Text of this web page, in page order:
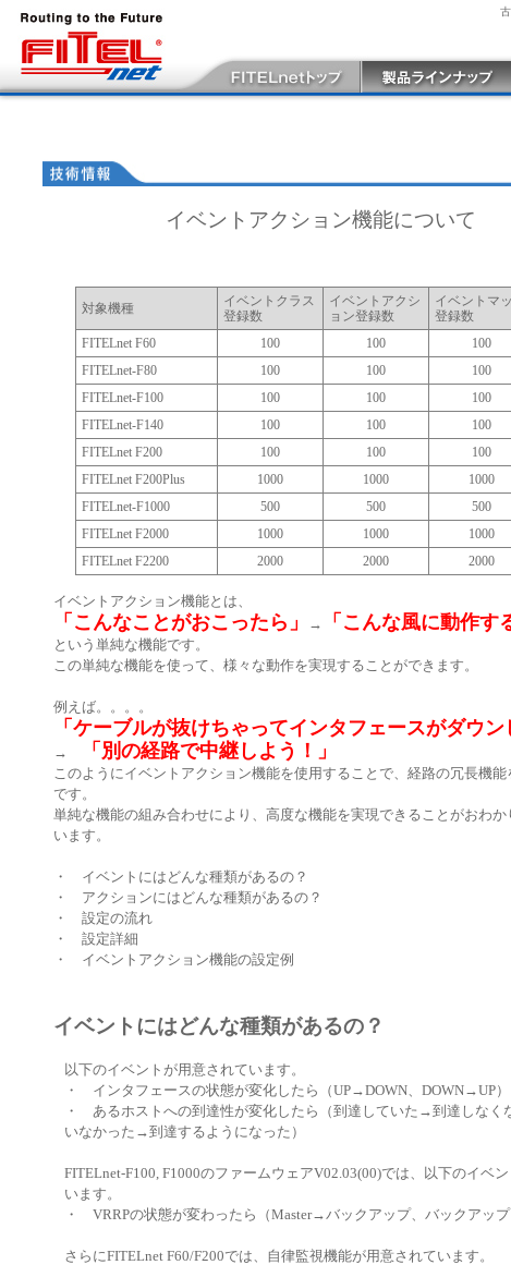
イベントアクション機能について
対象機種
イベントクラス
登録数
イベントアクシ
ョン登録数
イベントマ
登録数
FITELnet F60 100 100 100
FITELnet-F80 100 100 100
FITELnet-F100 100 100 100
FITELnet-F140 100 100 100
FITELnet F200 100 100 100
FITELnet F200Plus 1000 1000 1000
FITELnet-F1000 500 500 500
FITELnet F2000 1000 1000 1000
FITELnet F2200 2000 2000 2000
イベントアクション機能とは、
「こんなことがおこったら」 → 「こんな風に動作す
という単純な機能です。
この単純な機能を使って、様々な動作を実現することができます。
例えば。。。。
「ケーブルが抜けちゃってインタフェースがダウン
→ 「別の経路で中継しよう！」
このようにイベントアクション機能を使用することで、経路の冗長機能
です。
単純な機能の組み合わせにより、高度な機能を実現できることがおわか
います。
・ イベントにはどんな種類があるの？
・ アクションにはどんな種類があるの？
・ 設定の流れ
・ 設定詳細
・ イベントアクション機能の設定例
イベントにはどんな種類があるの？
以下のイベントが用意されています。
・ インタフェースの状態が変化したら（UP→DOWN、DOWN→UP）
・ あるホストへの到達性が変化したら（到達していた→到達しなく
いなかった→到達するようになった）
FITELnet-F100, F1000のファームウェアV02.03(00)では、以下のイベ
います。
・ VRRPの状態が変わったら（Master→バックアップ、バックアップ
さらにFITELnet F60/F200では、自律監視機能が用意されています。